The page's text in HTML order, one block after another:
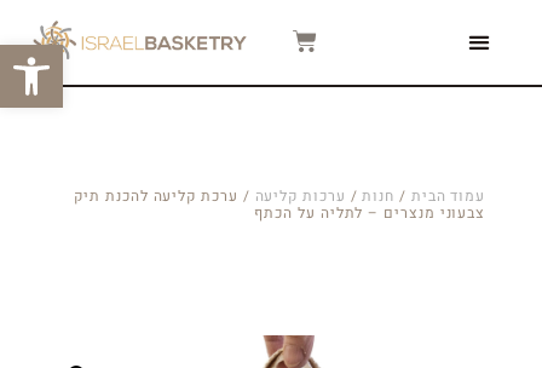
עמוד הבית / חנות/ ערכות קליעה / ערכת קליעה להכנת תיק
צבעוני מנצרים – לתליה על הכתף
פתח